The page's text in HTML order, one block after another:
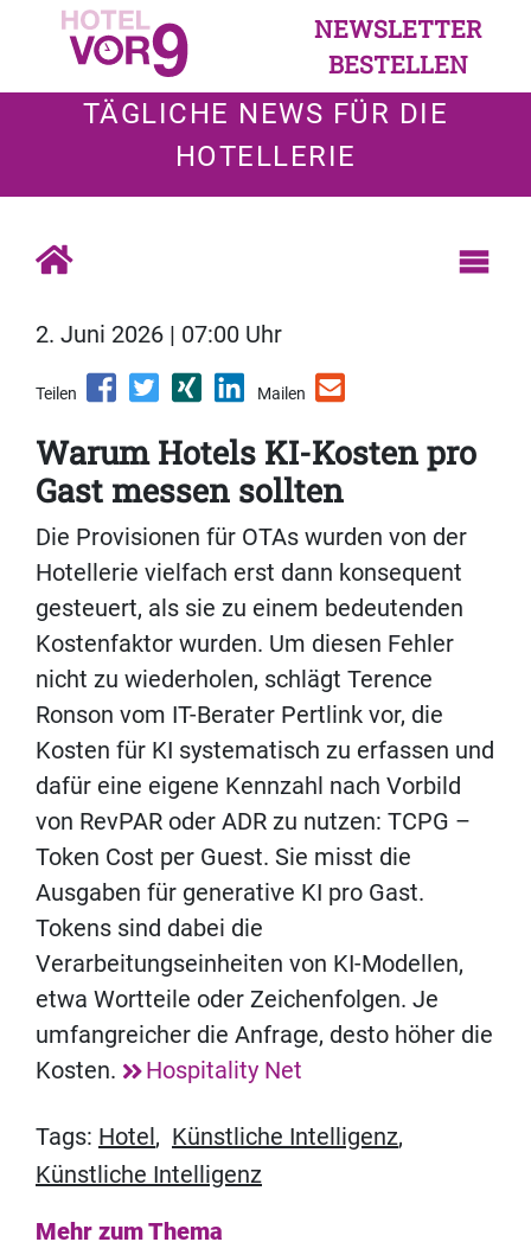
NEWSLETTER
BESTELLEN
TÄGLICHE NEWS FÜR DIE
HOTELLERIE
2. Juni 2026 | 07:00 Uhr
Teilen Mailen
Warum Hotels KI-Kosten pro
Gast messen sollten
Die Provisionen für OTAs wurden von der
Hotellerie vielfach erst dann konsequent
gesteuert, als sie zu einem bedeutenden
Kostenfaktor wurden. Um diesen Fehler
nicht zu wiederholen, schlägt Terence
Ronson vom IT-Berater Pertlink vor, die
Kosten für KI systematisch zu erfassen und
dafür eine eigene Kennzahl nach Vorbild
von RevPAR oder ADR zu nutzen: TCPG –
Token Cost per Guest. Sie misst die
Ausgaben für generative KI pro Gast.
Tokens sind dabei die
Verarbeitungseinheiten von KI-Modellen,
etwa Wortteile oder Zeichenfolgen. Je
umfangreicher die Anfrage, desto höher die
Kosten.
Hospitality Net
Tags: Hotel , Künstliche Intelligenz,
Künstliche Intelligenz
Mehr zum Thema